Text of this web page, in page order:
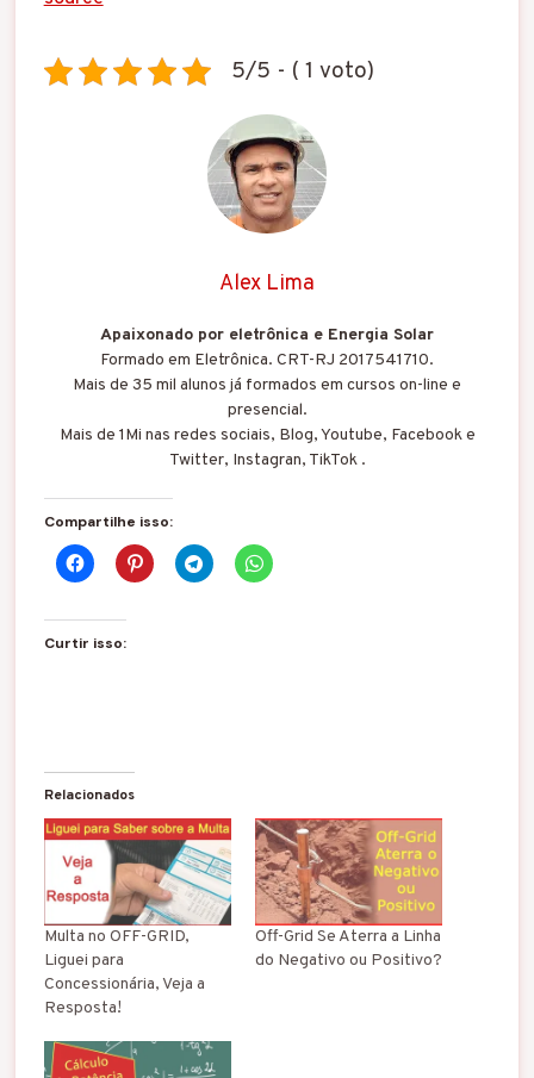
5/5 - ( 1 voto)
Alex Lima
Apaixonado por eletrônica e Energia Solar
Formado em Eletrônica. CRT-RJ 2017541710.
Mais de 35 mil alunos já formados em cursos on-line e
presencial.
Mais de 1Mi nas redes sociais, Blog, Youtube, Facebook e
Twitter, Instagran, TikTok .
Compartilhe isso:
Curtir isso:
Relacionados
Multa no OFF-GRID,
Liguei para
Concessionária, Veja a
Resposta!
Off-Grid Se Aterra a Linha
do Negativo ou Positivo?